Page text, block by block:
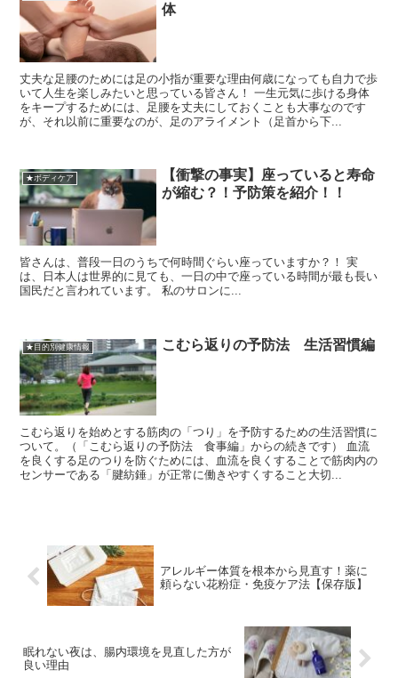
体
丈夫な足腰のためには足の小指が重要な理由何歳になっても自力で歩
いて人生を楽しみたいと思っている皆さん！ 一生元気に歩ける身体
をキープするためには、足腰を丈夫にしておくことも大事なのです
が、それ以前に重要なのが、足のアライメント（足首から下...
★ボディケア
【衝撃の事実】座っていると寿命
が縮む？！予防策を紹介！！
皆さんは、普段一日のうちで何時間ぐらい座っていますか？！ 実
は、日本人は世界的に見ても、一日の中で座っている時間が最も長い
国民だと言われています。 私のサロンに...
★目的別健康情報 こむら返りの予防法 生活習慣編
こむら返りを始めとする筋肉の「つり」を予防するための生活習慣に
ついて。（「こむら返りの予防法 食事編」からの続きです） 血流
を良くする足のつりを防ぐためには、血流を良くすることで筋肉内の
センサーである「腱紡錘」が正常に働きやすくすること大切...
アレルギー体質を根本から見直す！薬に
頼らない花粉症・免疫ケア法【保存版】
眠れない夜は、腸内環境を見直した方が
良い理由